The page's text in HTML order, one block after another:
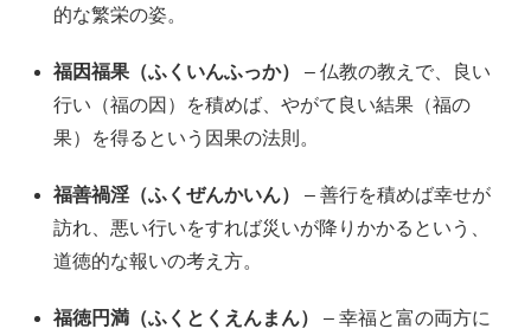
的な繁栄の姿。
福因福果（ふくいんふっか）
– 仏教の教えで、良い
行い（福の因）を積めば、やがて良い結果（福の
果）を得るという因果の法則。
福善禍淫（ふくぜんかいん）
– 善行を積めば幸せが
訪れ、悪い行いをすれば災いが降りかかるという、
道徳的な報いの考え方。
福徳円満（ふくとくえんまん）
– 幸福と富の両方に